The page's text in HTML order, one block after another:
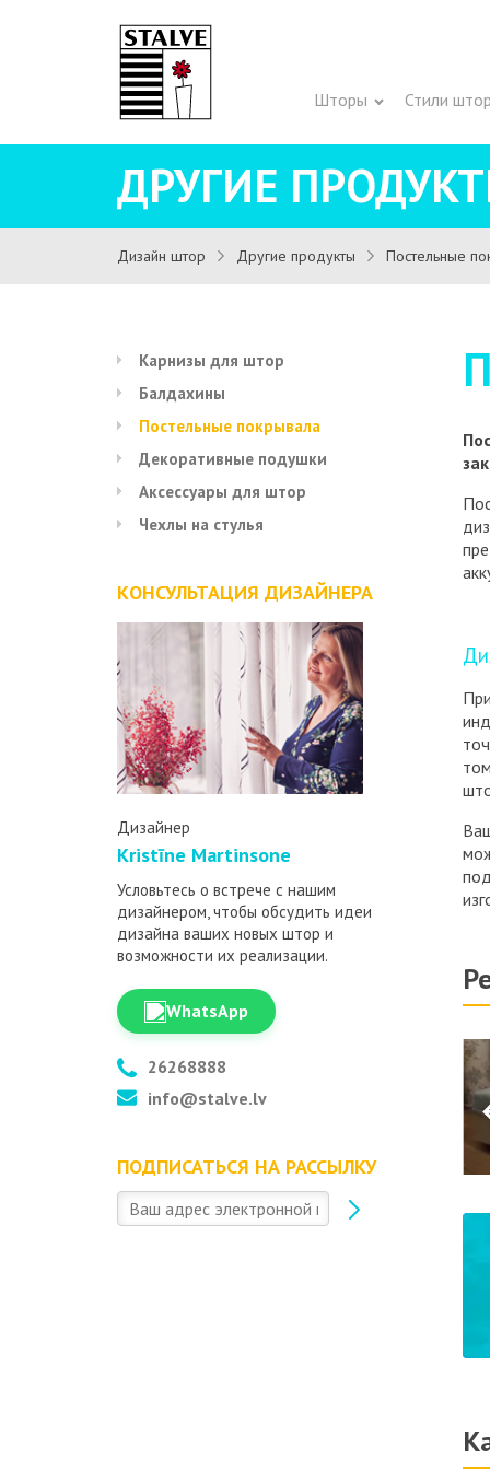
Шторы Стили
ДРУГИЕ
Дизайн штор Другие продукты Постельные
Карнизы для штор
Балдахины
Постельные покрывала
Декоративные подушки
Аксессуары для штор
Чехлы на стулья
КОНСУЛЬТАЦИЯ ДИЗАЙНЕРА
Дизайнер
Kristīne Martinsone
Условьтесь о встрече с нашим
дизайнером, чтобы обсудить идеи
дизайна ваших новых штор и
возможности их реализации.
WhatsApp
26268888
info@stalve.lv
ПОДПИСАТЬСЯ НА РАССЫЛКУ